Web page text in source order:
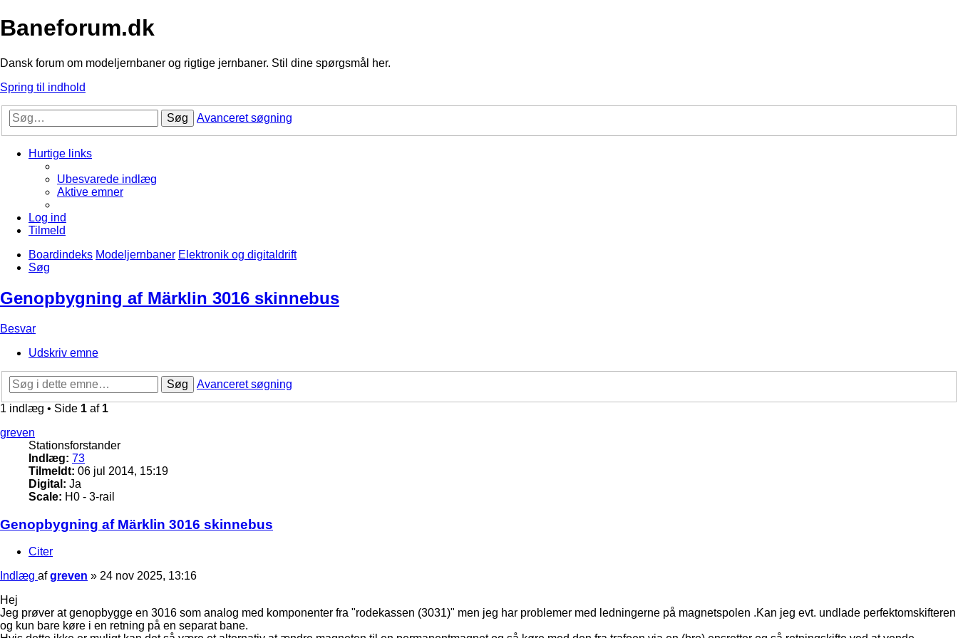
Baneforum.dk
Dansk forum om modeljernbaner og rigtige jernbaner. Stil dine spørgsmål her.
Spring til indhold
Søg Avanceret søgning
Hurtige links
Ubesvarede indlæg
Aktive emner
Log ind
Tilmeld
Boardindeks Modeljernbaner Elektronik og digitaldrift
Søg
Genopbygning af Märklin 3016 skinnebus
Besvar
Udskriv emne
Søg
Avanceret søgning
1 indlæg • Side 1 af 1
greven
Stationsforstander
Indlæg: 73
Tilmeldt: 06 jul 2014, 15:19
Digital: Ja
Scale: H0 - 3-rail
Genopbygning af Märklin 3016 skinnebus
Citer
Indlæg afgreven » 24 nov 2025, 13:16
Hej
Jeg prøver at genopbygge en 3016 som analog med komponenter fra "rodekassen (3031)" men jeg har problemer med ledningerne på magnetspolen .Kan jeg evt. undlade perfektomskifteren
og kun bare køre i en retning på en separat bane.